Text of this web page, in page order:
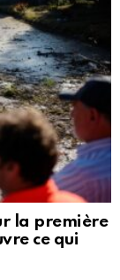
la première
ce qui